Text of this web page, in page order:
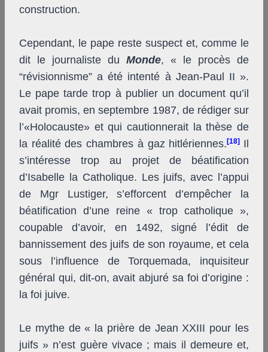
construction.
Cependant, le pape reste suspect et, comme le
dit le journaliste du Monde, « le procès de
“révisionnisme” a été intenté à Jean-Paul II ».
Le pape tarde trop à publier un document qu’il
avait promis, en septembre 1987, de rédiger sur
l’«Holocauste» et qui cautionnerait la thèse de
la réalité des chambres à gaz hitlériennes.[18]
Il
s’intéresse trop au projet de béatification
d’Isabelle la Catholique. Les juifs, avec l’appui
de Mgr Lustiger, s’efforcent d’empêcher la
béatification d’une reine « trop catholique »,
coupable d’avoir, en 1492, signé l’édit de
bannissement des juifs de son royaume, et cela
sous l’influence de Torquemada, inquisiteur
général qui, dit-on, avait abjuré sa foi d’origine :
la foi juive.
Le mythe de « la prière de Jean XXIII pour les
juifs » n’est guère vivace ; mais il demeure et,